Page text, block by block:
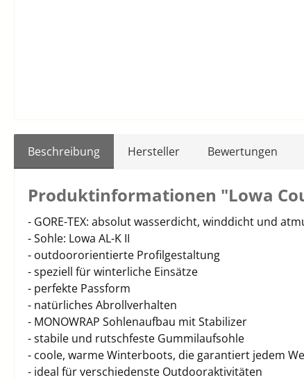
Beschreibung Hersteller Bewertungen
Produktinformationen "Lowa
- GORE-TEX: absolut wasserdicht, winddicht und
- Sohle: Lowa AL-K II
- outdoororientierte Profilgestaltung
- speziell für winterliche Einsätze
- perfekte Passform
- natürliches Abrollverhalten
- MONOWRAP Sohlenaufbau mit Stabilizer
- stabile und rutschfeste Gummilaufsohle
- coole, warme Winterboots, die garantiert jedem
- ideal für verschiedenste Outdooraktivitäten